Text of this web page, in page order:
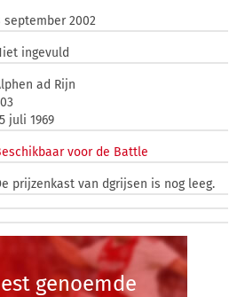
september 2002
ingevuld
ad Rijn
juli 1969
voor de Battle
prijzenkast van dgrijsen is nog leeg.
genoemde